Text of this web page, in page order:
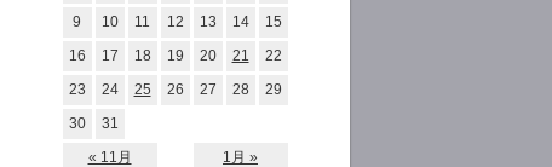
« 11月 1月 »
9
10 11 12 13 14
15
16
17 18 19 20 21
22
23
24 25 26 27 28
29
30
31